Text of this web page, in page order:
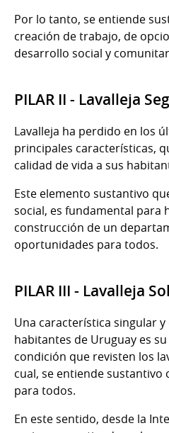
Por lo tanto, se entiende
creación de trabajo, de
desarrollo social y
PILAR II - Lavalleja
Lavalleja ha perdido en los
principales características,
calidad de vida a sus
Este elemento sustantivo
social, es fundamental para
construcción de un
oportunidades para todos.
PILAR III - Lavalleja
Una característica singular
habitantes de Uruguay es
condición que revisten los
cual, se entiende
para todos.
En este sentido, desde la